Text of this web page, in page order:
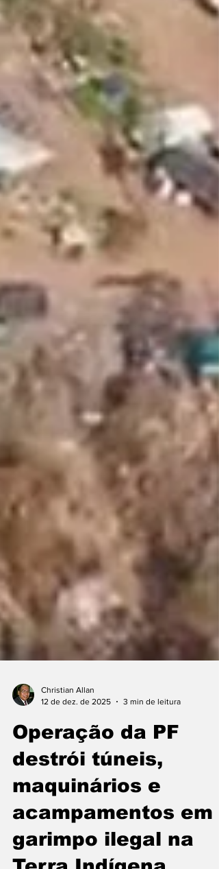
Christian Allan
Operação da PF
destrói túneis,
maquinários e
acampamentos em